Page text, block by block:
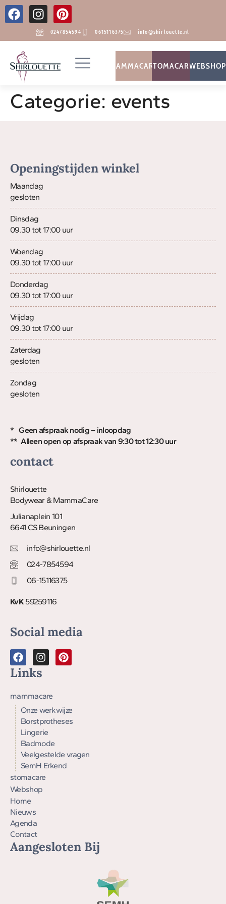
0247854594 0615116375 info@shirlouette.nl
MAMMACARE
MAMMACARE
STOMACARE
STOMACARE
WEBSHOP
Categorie: events
Openingstijden winkel
Maandag
gesloten
Dinsdag
09.30 tot 17:00 uur
Woendag
09.30 tot 17:00 uur
Donderdag
09.30 tot 17:00 uur
Vrijdag
09.30 tot 17:00 uur
Zaterdag
gesloten
Zondag
gesloten
* Geen afspraak nodig – inloopdag
** Alleen open op afspraak van 9:30 tot 12:30 uur
contact
Shirlouette
Bodywear & MammaCare
Julianaplein 101
6641 CS Beuningen
info@shirlouette.nl
024-7854594
06-15116375
KvK59259116
Social media
Links
mammacare
Onze werkwijze
Borstprotheses
Lingerie
Badmode
Veelgestelde vragen
SemH Erkend
stomacare
Webshop
Home
Nieuws
Agenda
Contact
Aangesloten Bij